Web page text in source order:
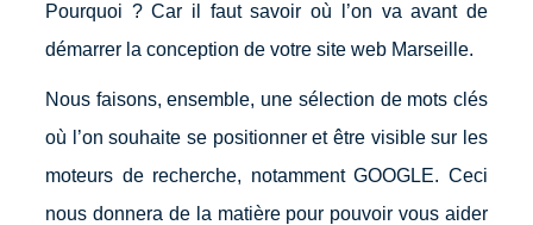
Pourquoi ? Car il faut savoir où l’on va avant de
démarrer la conception de votre site web Marseille.
Nous faisons, ensemble, une sélection de mots clés
où l’on souhaite se positionner et être visible sur les
moteurs de recherche, notamment GOOGLE. Ceci
nous donnera de la matière pour pouvoir vous aider